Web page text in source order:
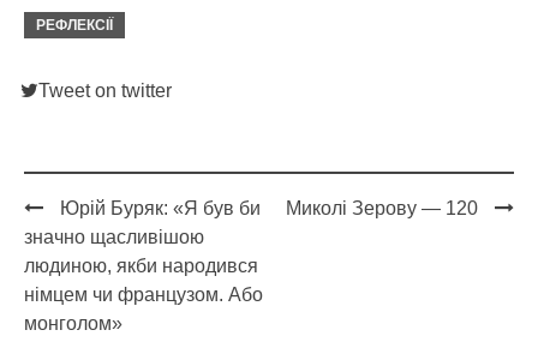
РЕФЛЕКСІЇ
Tweet on twitter
Post
navigation
Юрій Буряк: «Я був би
значно щасливішою
людиною, якби народився
німцем чи французом. Або
монголом»
Миколі Зерову — 120